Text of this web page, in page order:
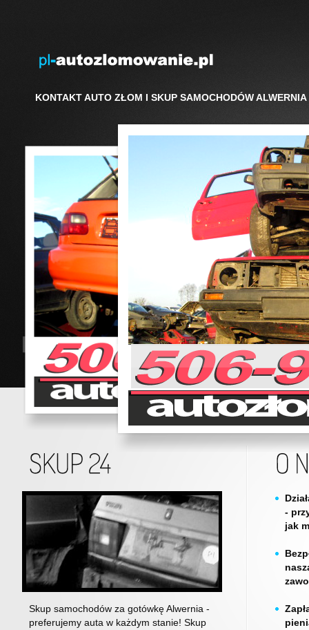
KONTAKT AUTO ZŁOM I SKUP SAMOCHODÓW ALWERNIA
Skup samochodów za gotówkę Alwernia -
preferujemy auta w każdym stanie! Skup
-
jak